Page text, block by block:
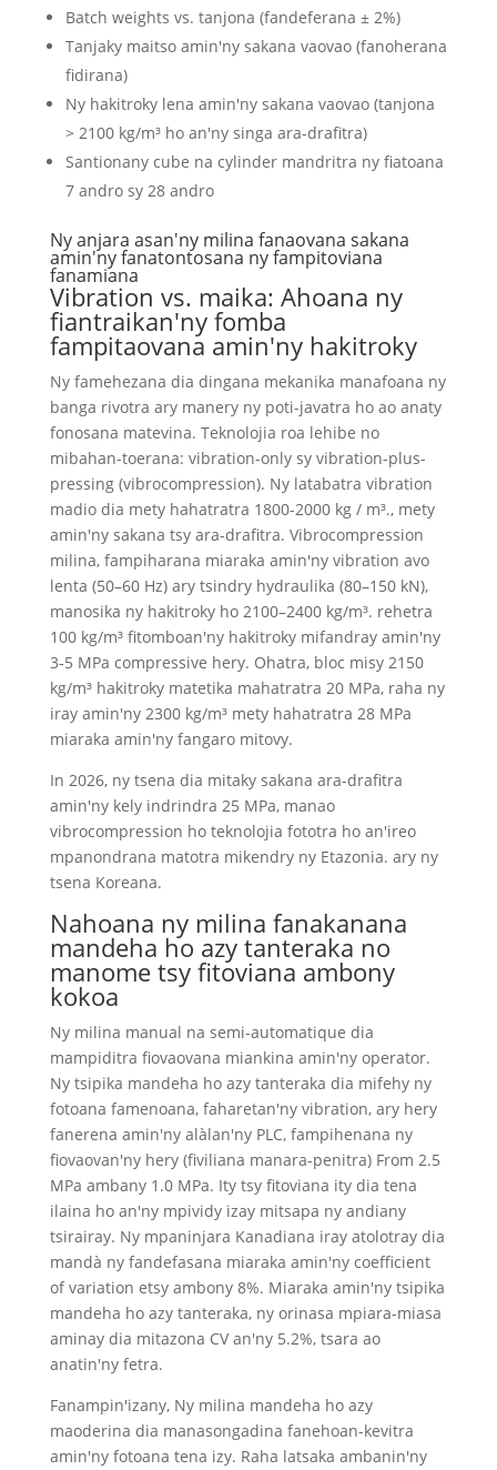
Batch weights vs. tanjona (fandeferana ± 2%)
Tanjaky maitso amin'ny sakana vaovao (fanoherana
fidirana)
Ny hakitroky lena amin'ny sakana vaovao (tanjona
> 2100 kg/m³ ho an'ny singa ara-drafitra)
Santionany cube na cylinder mandritra ny fiatoana
7 andro sy 28 andro
Ny anjara asan'ny milina fanaovana sakana
amin'ny fanatontosana ny fampitoviana
fanamiana
Vibration vs. maika: Ahoana ny
fiantraikan'ny fomba
fampitaovana amin'ny hakitroky
Ny famehezana dia dingana mekanika manafoana ny
banga rivotra ary manery ny poti-javatra ho ao anaty
fonosana matevina. Teknolojia roa lehibe no
mibahan-toerana: vibration-only sy vibration-plus-
pressing (vibrocompression). Ny latabatra vibration
madio dia mety hahatratra 1800-2000 kg / m³., mety
amin'ny sakana tsy ara-drafitra. Vibrocompression
milina, fampiharana miaraka amin'ny vibration avo
lenta (50–60 Hz) ary tsindry hydraulika (80–150 kN),
manosika ny hakitroky ho 2100–2400 kg/m³. rehetra
100 kg/m³ fitomboan'ny hakitroky mifandray amin'ny
3-5 MPa compressive hery. Ohatra, bloc misy 2150
kg/m³ hakitroky matetika mahatratra 20 MPa, raha ny
iray amin'ny 2300 kg/m³ mety hahatratra 28 MPa
miaraka amin'ny fangaro mitovy.
In 2026, ny tsena dia mitaky sakana ara-drafitra
amin'ny kely indrindra 25 MPa, manao
vibrocompression ho teknolojia fototra ho an'ireo
mpanondrana matotra mikendry ny Etazonia. ary ny
tsena Koreana.
Nahoana ny milina fanakanana
mandeha ho azy tanteraka no
manome tsy fitoviana ambony
kokoa
Ny milina manual na semi-automatique dia
mampiditra fiovaovana miankina amin'ny operator.
Ny tsipika mandeha ho azy tanteraka dia mifehy ny
fotoana famenoana, faharetan'ny vibration, ary hery
fanerena amin'ny alàlan'ny PLC, fampihenana ny
fiovaovan'ny hery (fiviliana manara-penitra) From 2.5
MPa ambany 1.0 MPa. Ity tsy fitoviana ity dia tena
ilaina ho an'ny mpividy izay mitsapa ny andiany
tsirairay. Ny mpaninjara Kanadiana iray atolotray dia
mandà ny fandefasana miaraka amin'ny coefficient
of variation etsy ambony 8%. Miaraka amin'ny tsipika
mandeha ho azy tanteraka, ny orinasa mpiara-miasa
aminay dia mitazona CV an'ny 5.2%, tsara ao
anatin'ny fetra.
Fanampin'izany, Ny milina mandeha ho azy
maoderina dia manasongadina fanehoan-kevitra
amin'ny fotoana tena izy. Raha latsaka ambanin'ny